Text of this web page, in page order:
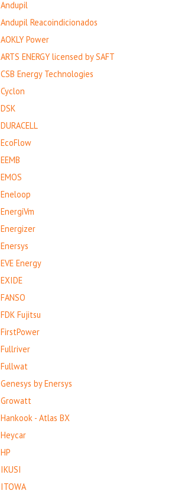
Andupil
Andupil Reacoindicionados
AOKLY Power
ARTS ENERGY licensed by SAFT
CSB Energy Technologies
Cyclon
DSK
DURACELL
EcoFlow
EEMB
EMOS
Eneloop
EnergiVm
Energizer
Enersys
EVE Energy
EXIDE
FANSO
FDK Fujitsu
FirstPower
Fullriver
Fullwat
Genesys by Enersys
Growatt
Hankook - Atlas BX
Heycar
HP
IKUSI
ITOWA